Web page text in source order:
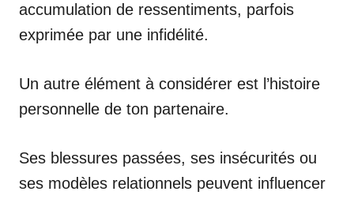
accumulation de ressentiments, parfois
exprimée par une infidélité.
Un autre élément à considérer est l’histoire
personnelle de ton partenaire.
Ses blessures passées, ses insécurités ou
ses modèles relationnels peuvent influencer